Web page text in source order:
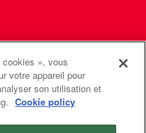
est une agence de l'Église
Unie
Unies. Tous droits
», vous
votre appareil pour
son utilisation et
Cookie policy